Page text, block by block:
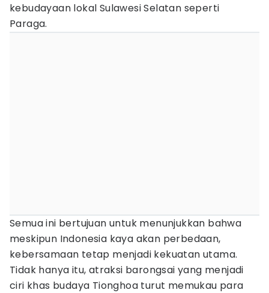
kebudayaan lokal Sulawesi Selatan seperti
Paraga.
Semua ini bertujuan untuk menunjukkan bahwa
meskipun Indonesia kaya akan perbedaan,
kebersamaan tetap menjadi kekuatan utama.
Tidak hanya itu, atraksi barongsai yang menjadi
ciri khas budaya Tionghoa turut memukau para